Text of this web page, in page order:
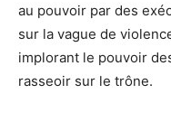
au pouvoir par des
sur la vague de
implorant le pouvoir
rasseoir sur le trône.